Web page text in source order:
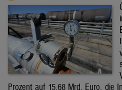
Prozent auf 15,68 Mrd. Euro, die